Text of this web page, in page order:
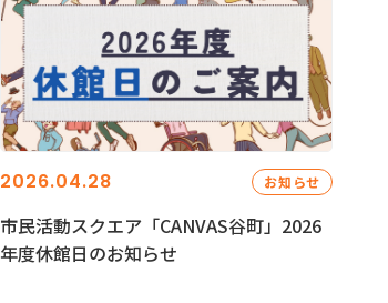
2026.04.28 お知らせ
市民活動スクエア「CANVAS谷町」2026
年度休館日のお知らせ